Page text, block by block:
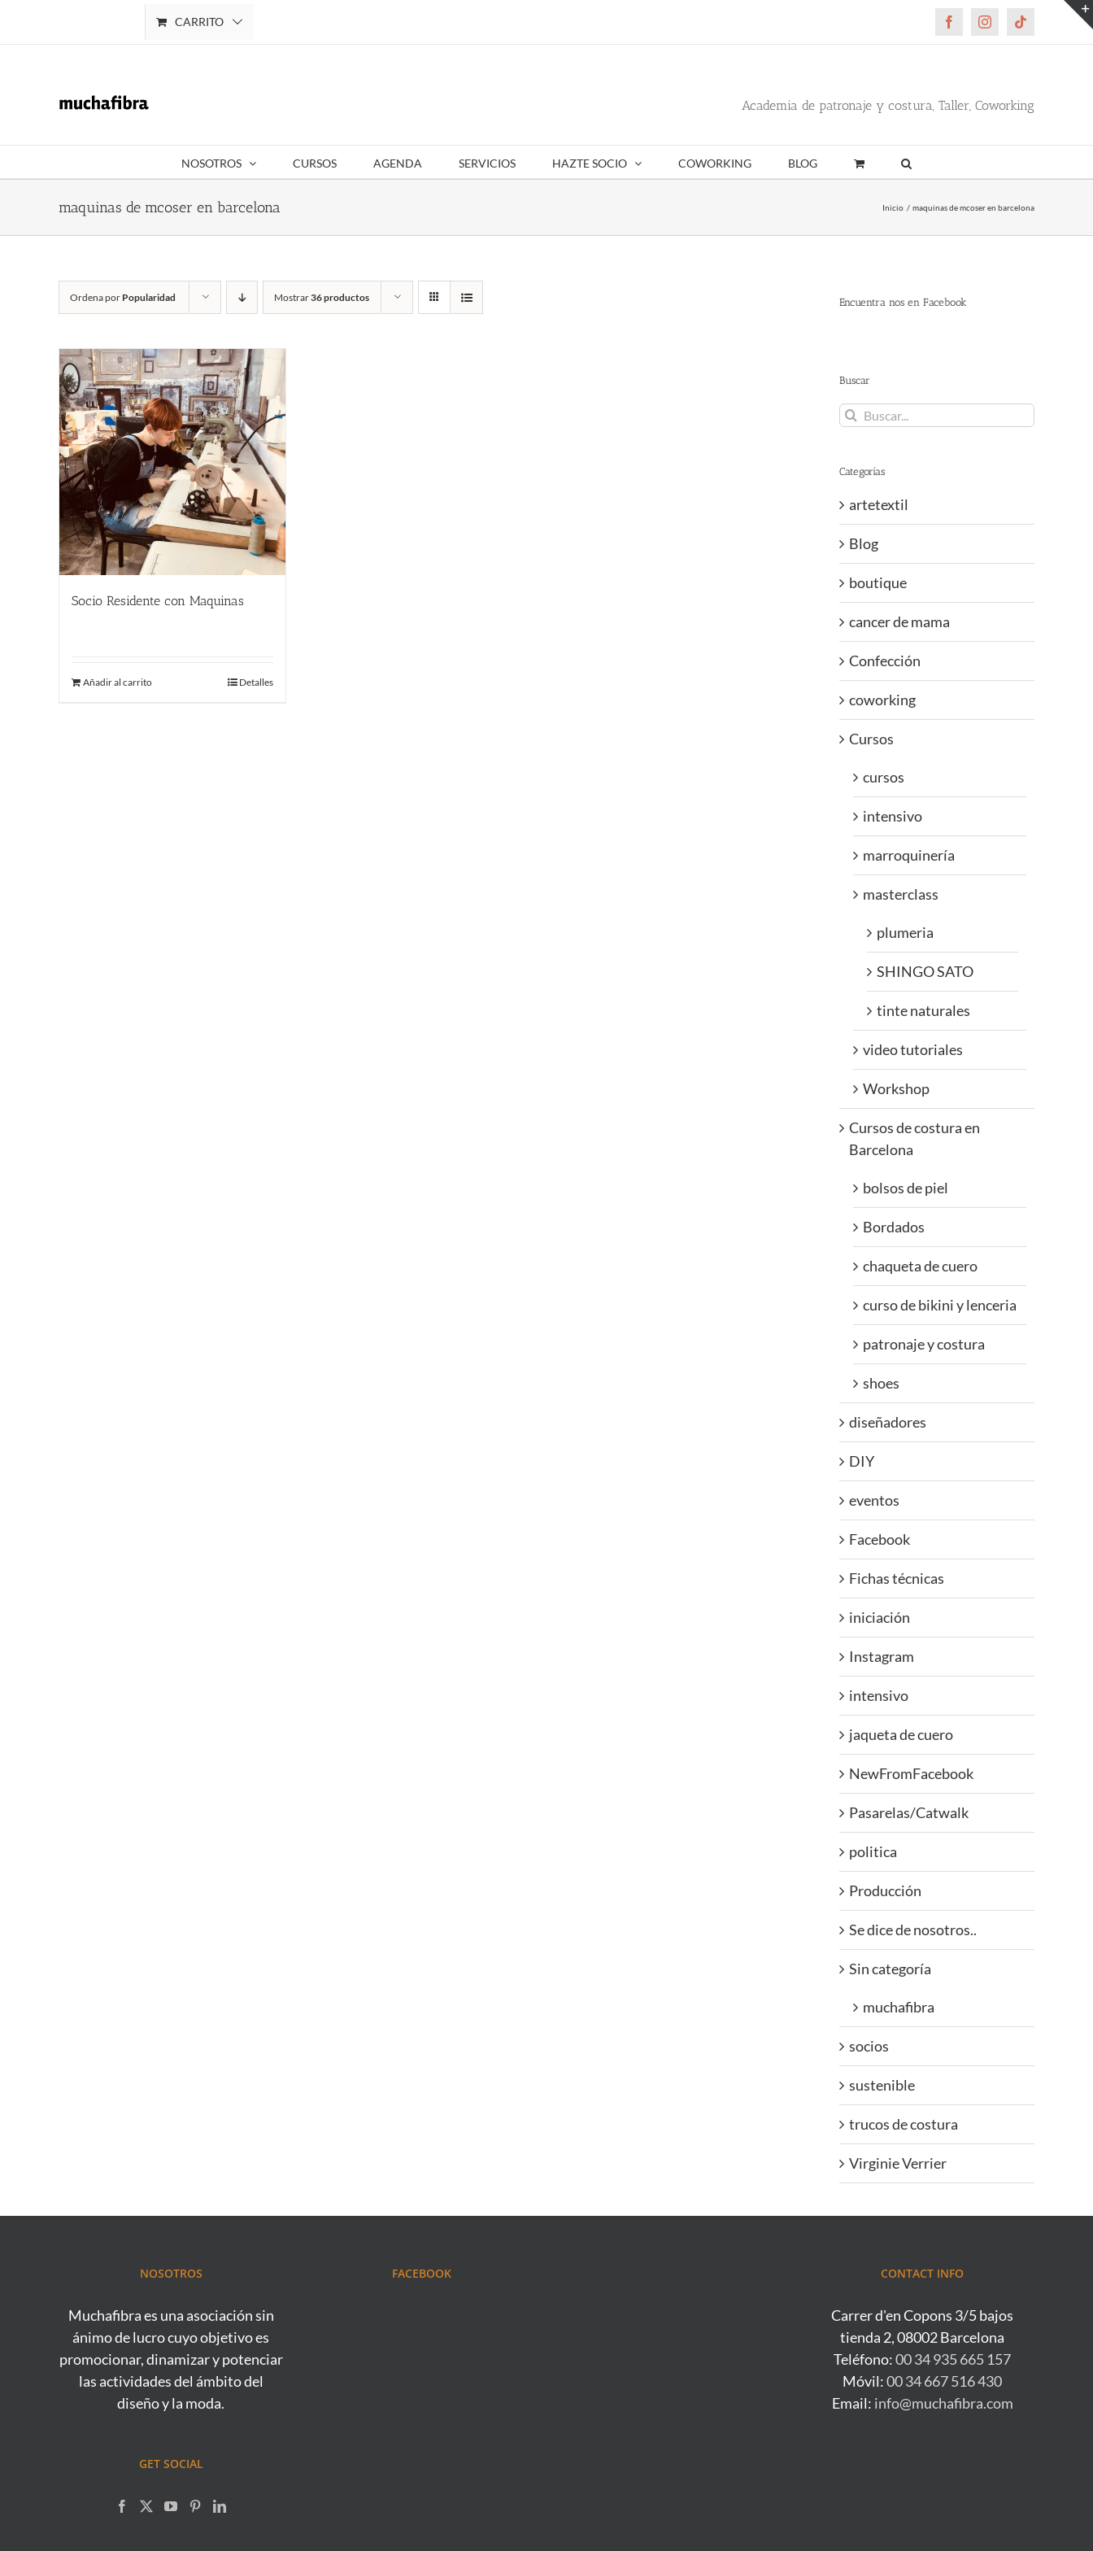
CARRITO FacebookInstagramTiktok
Academia de patronaje y costura, Taller, Coworking
NOSOTROS CURSOS AGENDA SERVICIOS HAZTE SOCIO COWORKING BLOG
maquinas de mcoser en barcelona Inicio maquinas de mcoser en barcelona
Ordena por Popularidad Mostrar36 productos
Socio Residente con Maquinas
Añadir al carrito Detalles
Encuentra nos en Facebook
Buscar
Buscar:
Categorías
artetextil
Blog
boutique
cancer de mama
Confección
coworking
Cursos
cursos
intensivo
marroquinería
masterclass
plumeria
SHINGO SATO
tinte naturales
video tutoriales
Workshop
Cursos de costura en
Barcelona
bolsos de piel
Bordados
chaqueta de cuero
curso de bikini y lenceria
patronaje y costura
shoes
diseñadores
DIY
eventos
Facebook
Fichas técnicas
iniciación
Instagram
intensivo
jaqueta de cuero
NewFromFacebook
Pasarelas/Catwalk
politica
Producción
Se dice de nosotros..
Sin categoría
muchafibra
socios
sustenible
trucos de costura
Virginie Verrier
NOSOTROS
Muchafibra es una asociación sin
ánimo de lucro cuyo objetivo es
promocionar, dinamizar y potenciar
las actividades del ámbito del
diseño y la moda.
GET SOCIAL
FACEBOOK CONTACT INFO
Carrer d'en Copons 3/5 bajos
tienda 2, 08002 Barcelona
Teléfono:00 34 935 665 157
Móvil:00 34 667 516 430
Email: info@muchafibra.com